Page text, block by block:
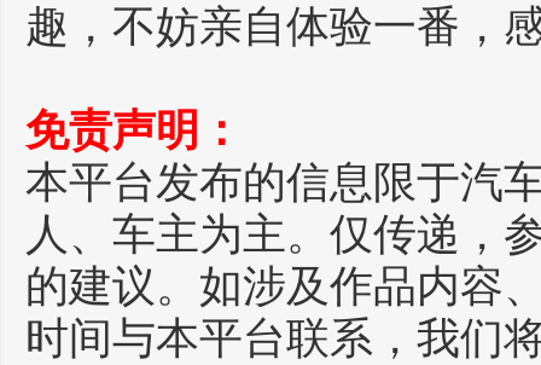
趣，不妨亲自体验一番，
免责声明：
本平台发布的信息限于汽
人、车主为主。仅传递，
的建议。如涉及作品内容
时间与本平台联系，我们